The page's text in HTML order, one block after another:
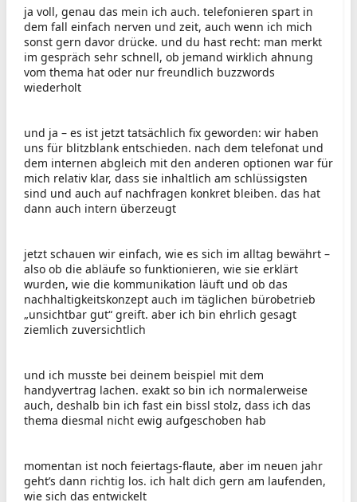
ja voll, genau das mein ich auch. telefonieren spart in
dem fall einfach nerven und zeit, auch wenn ich mich
sonst gern davor drücke. und du hast recht: man merkt
im gespräch sehr schnell, ob jemand wirklich ahnung
vom thema hat oder nur freundlich buzzwords
wiederholt
und ja – es ist jetzt tatsächlich fix geworden: wir haben
uns für blitzblank entschieden. nach dem telefonat und
dem internen abgleich mit den anderen optionen war für
mich relativ klar, dass sie inhaltlich am schlüssigsten
sind und auch auf nachfragen konkret bleiben. das hat
dann auch intern überzeugt
jetzt schauen wir einfach, wie es sich im alltag bewährt –
also ob die abläufe so funktionieren, wie sie erklärt
wurden, wie die kommunikation läuft und ob das
nachhaltigkeitskonzept auch im täglichen bürobetrieb
„unsichtbar gut“ greift. aber ich bin ehrlich gesagt
ziemlich zuversichtlich
und ich musste bei deinem beispiel mit dem
handyvertrag lachen. exakt so bin ich normalerweise
auch, deshalb bin ich fast ein bissl stolz, dass ich das
thema diesmal nicht ewig aufgeschoben hab
momentan ist noch feiertags-flaute, aber im neuen jahr
geht’s dann richtig los. ich halt dich gern am laufenden,
wie sich das entwickelt